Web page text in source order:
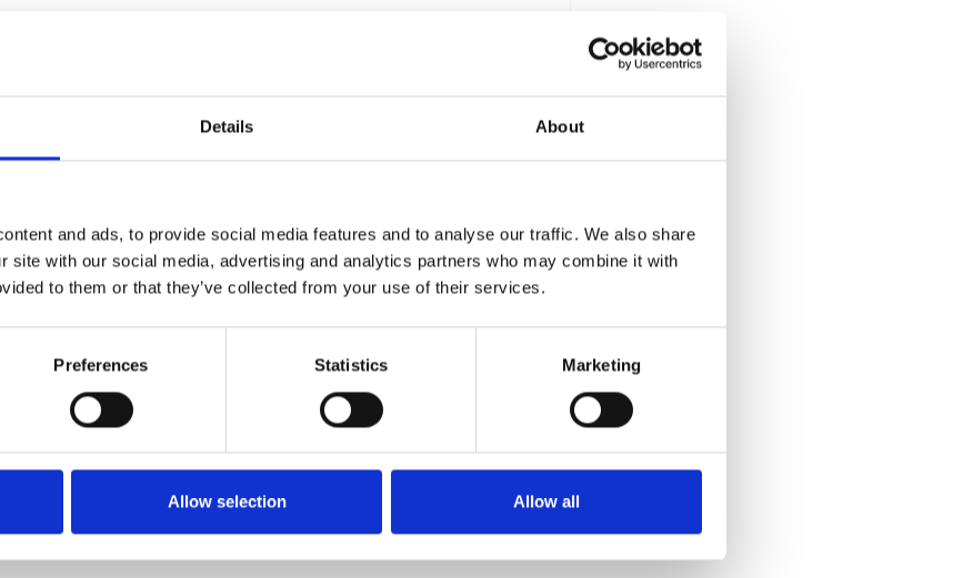
Details About
and ads, to provide social media features and to analyse our traffic. We also share
site with our social media, advertising and analytics partners who may combine it with
to them or that they’ve collected from your use of their services.
Preferences Statistics Marketing
Allow selection Allow all
Verzenden